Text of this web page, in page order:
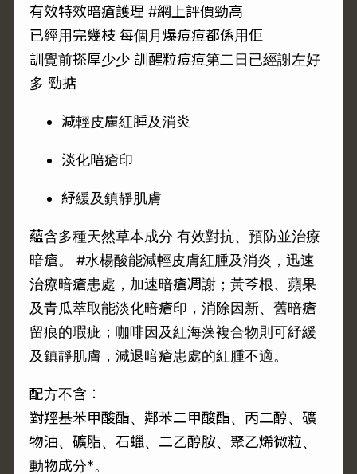
有效特效暗瘡護理 #網上評價勁高
已經用完幾枝 每個月爆痘痘都係用佢
訓覺前搽厚少少 訓醒粒痘痘第二日已經謝左好
多 勁掂
減輕皮膚紅腫及消炎
淡化暗瘡印
紓緩及鎮靜肌膚
蘊含多種天然草本成分 有效對抗、預防並治療
暗瘡。 #水楊酸能減輕皮膚紅腫及消炎，迅速
治療暗瘡患處，加速暗瘡凋謝；黃芩根、蘋果
及青瓜萃取能淡化暗瘡印，消除因新、舊暗瘡
留痕的瑕疵；咖啡因及紅海藻複合物則可紓緩
及鎮靜肌膚，減退暗瘡患處的紅腫不適。
配方不含︰
對羥基苯甲酸酯、鄰苯二甲酸酯、丙二醇、礦
物油、礦脂、石蠟、二乙醇胺、聚乙烯微粒、
動物成分*。